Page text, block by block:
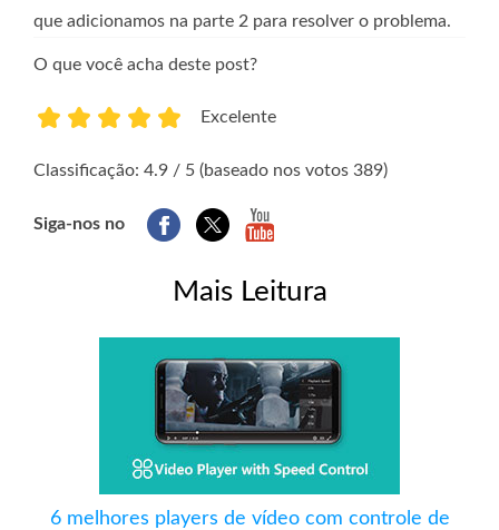
que adicionamos na parte 2 para resolver o problema.
O que você acha deste post?
Excelente
Classificação: 4.9 / 5 (baseado nos votos 389)
Siga-nos no
Mais Leitura
6 melhores players de vídeo com controle de